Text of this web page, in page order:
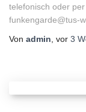
telefonisch oder
funkengarde@tus-
Von admin , vor 3